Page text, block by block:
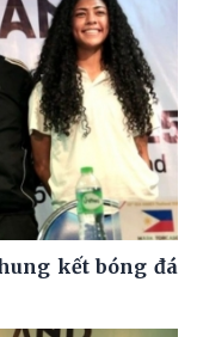
kết bóng đá